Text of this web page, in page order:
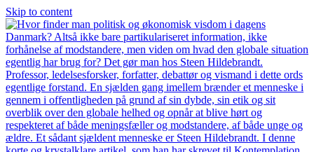
Skip to content